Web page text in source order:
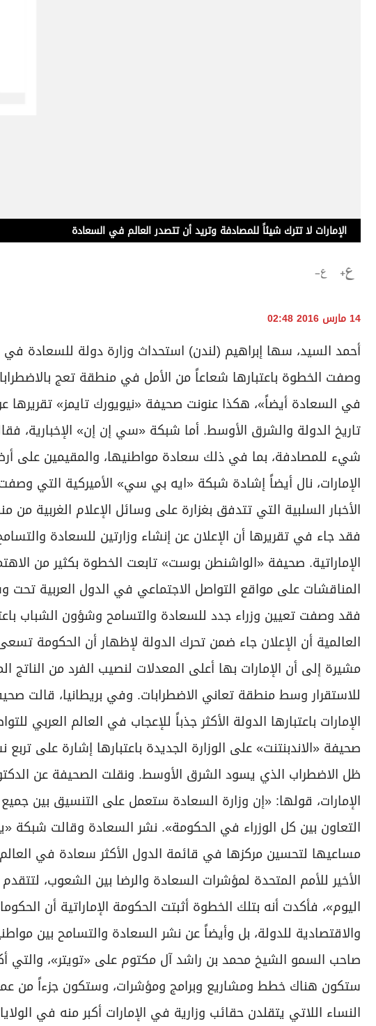
الإمارات لا تترك شيئاً للمصادفة وتريد أن تتصدر العالم في السعادة
14 مارس 2016 02:48
أحمد السيد، سها إبراهيم (لندن) استحداث وزارة دولة للسعادة في
وصفت الخطوة باعتبارها شعاعاً من الأمل في منطقة تعج
في السعادة أيضاً»، هكذا عنونت صحيفة «نيويورك تايمز» تقريرها
تاريخ الدولة والشرق الأوسط. أما شبكة «سي إن إن» الإخبارية،
شيء للمصادفة، بما في ذلك سعادة مواطنيها، والمقيمين على
الإمارات، نال أيضاً إشادة شبكة «ايه بي سي» الأميركية التي
الأخبار السلبية التي تتدفق بغزارة على وسائل الإعلام الغربية
فقد جاء في تقريرها أن الإعلان عن إنشاء وزارتين للسعادة
الإماراتية. صحيفة «الواشنطن بوست» تابعت الخطوة بكثير من
المناقشات على مواقع التواصل الاجتماعي في الدول العربية تحت
فقد وصفت تعيين وزراء جدد للسعادة والتسامح وشؤون الشباب
العالمية أن الإعلان جاء ضمن تحرك الدولة لإظهار أن الحكومة
مشيرة إلى أن الإمارات بها أعلى المعدلات لنصيب الفرد من الناتج
للاستقرار وسط منطقة تعاني الاضطرابات. وفي بريطانيا، قالت
الإمارات باعتبارها الدولة الأكثر جذباً للإعجاب في العالم
صحيفة «الاندبنتنت» على الوزارة الجديدة باعتبارها إشارة على
ظل الاضطراب الذي يسود الشرق الأوسط. ونقلت الصحيفة عن
الإمارات، قولها: «إن وزارة السعادة ستعمل على التنسيق بين
التعاون بين كل الوزراء في الحكومة». نشر السعادة وقالت شبكة
الأخير للأمم المتحدة لمؤشرات السعادة والرضا بين الشعوب،
اليوم»، فأكدت أنه بتلك الخطوة أثبتت الحكومة الإماراتية أن
والاقتصادية للدولة، بل وأيضاً عن نشر السعادة والتسامح بين
صاحب السمو الشيخ محمد بن راشد آل مكتوم على «تويتر»، والتي
ستكون هناك خطط ومشاريع وبرامج ومؤشرات، وستكون جزءاً من عمل
النساء اللاتي يتقلدن حقائب وزارية في الإمارات أكبر منه في